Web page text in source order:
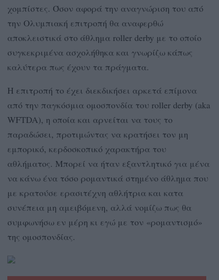
χομπίστες. Όσον αφορά την αναγνώριση του από
την Ολυμπιακή επιτροπή θα αναφερθώ
αποκλειστικά στο άθλημα roller derby με το οποίο
συγκεκριμένα ασχολήθηκα και γνωρίζω κάπως
καλύτερα πως έχουν τα πράγματα.
Η επιτροπή το έχει διεκδικήσει αρκετά επίμονα
από την παγκόσμια ομοσπονδία του roller derby (aka
WFTDA), η οποία και αρνείται να τους το
παραδώσει, προτιμώντας να κρατήσει τον μη
εμπορικό, κερδοσκοπικό χαρακτήρα του
αθλήματος. Μπορεί να ήταν εξαντλητικό για μένα
να κάνω ένα τόσο ρομαντικά στημένο άθλημα που
με κρατούσε ερασιτέχνη αθλήτρια και κατα
συνέπεια μη αμειβόμενη, αλλά νομίζω πως θα
συμφωνήσω εν μέρη κι εγώ με τον «ρομαντισμό»
της ομοσπονδίας.